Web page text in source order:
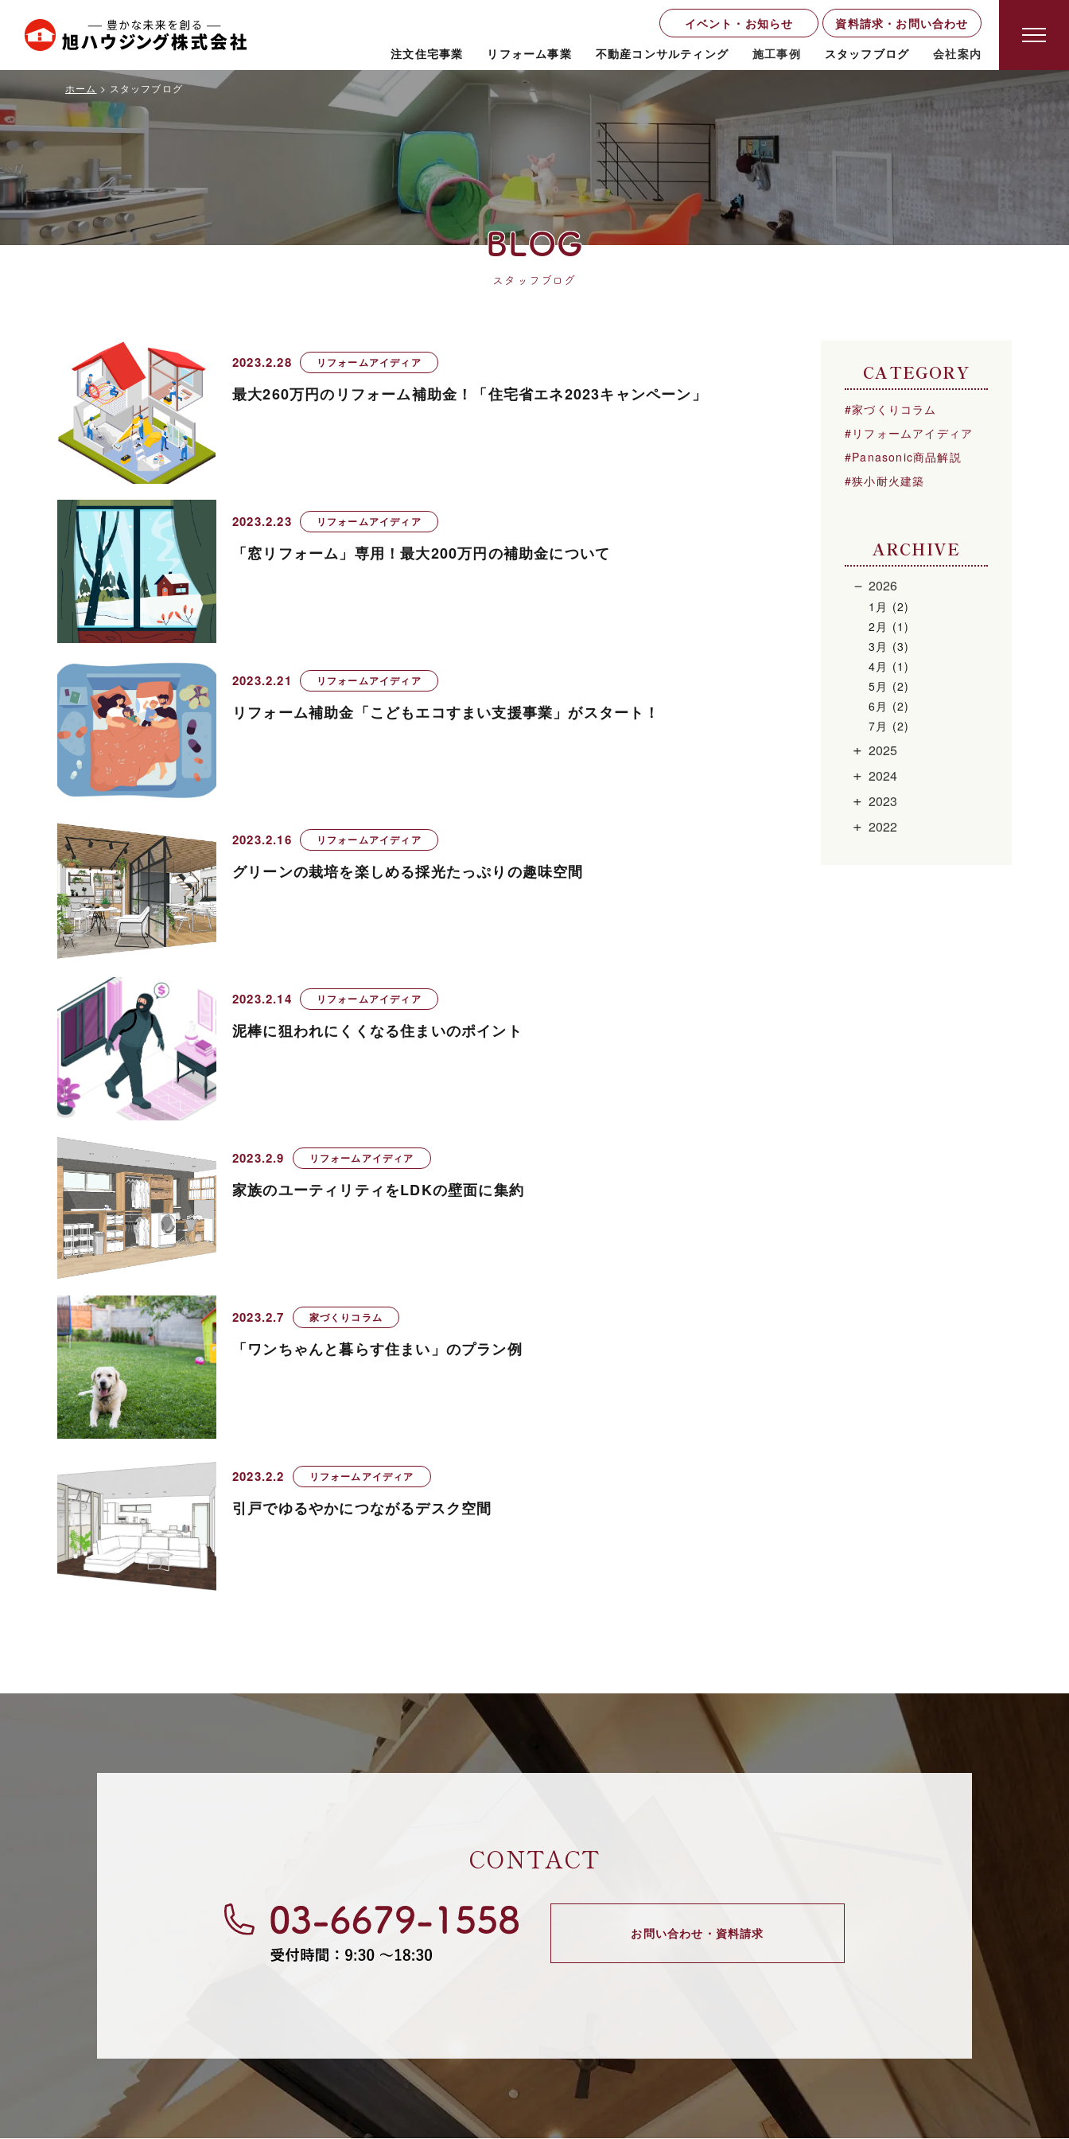
旭
ハ
ウ
ジ
グ
式
会
社
イベント・お知らせ
資料請求・お問い合わせ
注文住宅事業
リフォーム事業 不動産コンサルティング 施工事例 スタッフブログ 会社案内
ホーム スタッフブログ
BLOG
スタッフブログ
CATEGORY
家づくりコラム
リフォームアイディア
Panasonic商品解説
狭小耐火建築
ARCHIVE
2026
1月 (2)
2月 (1)
3月 (3)
4月 (1)
5月 (2)
6月 (2)
7月 (2)
2025
2024
2023
2022
2023.2.28 リフォームアイディア
最大260万円のリフォーム補助金！「住宅省エネ2023キャンペーン」
2023.2.23 リフォームアイディア
「窓リフォーム」専用！最大200万円の補助金について
2023.2.21 リフォームアイディア
リフォーム補助金「こどもエコすまい支援事業」がスタート！
2023.2.16 リフォームアイディア
グリーンの栽培を楽しめる採光たっぷりの趣味空間
2023.2.14 リフォームアイディア
泥棒に狙われにくくなる住まいのポイント
2023.2.9 リフォームアイディア
家族のユーティリティをLDKの壁面に集約
2023.2.7 家づくりコラム
「ワンちゃんと暮らす住まい」のプラン例
2023.2.2 リフォームアイディア
引戸でゆるやかにつながるデスク空間
CONTACT
お問い合わせ・資料請求